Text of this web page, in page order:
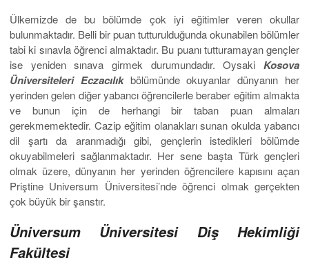
Ülkemizde de bu bölümde çok iyi eğitimler veren okullar
bulunmaktadır. Belli bir puan tutturulduğunda okunabilen bölümler
tabi ki sınavla öğrenci almaktadır. Bu puanı tutturamayan gençler
ise yeniden sınava girmek durumundadır. Oysaki Kosova
Üniversiteleri Eczacılıkbölümünde okuyanlar dünyanın her
yerinden gelen diğer yabancı öğrencilerle beraber eğitim almakta
ve bunun için de herhangi bir taban puan almaları
gerekmemektedir. Cazip eğitim olanakları sunan okulda yabancı
dil şartı da aranmadığı gibi, gençlerin istedikleri bölümde
okuyabilmeleri sağlanmaktadır. Her sene başta Türk gençleri
olmak üzere, dünyanın her yerinden öğrencilere kapısını açan
Priştine Universum Üniversitesi’nde öğrenci olmak gerçekten
çok büyük bir şanstır.
Üniversum Üniversitesi Diş Hekimliği
Fakültesi